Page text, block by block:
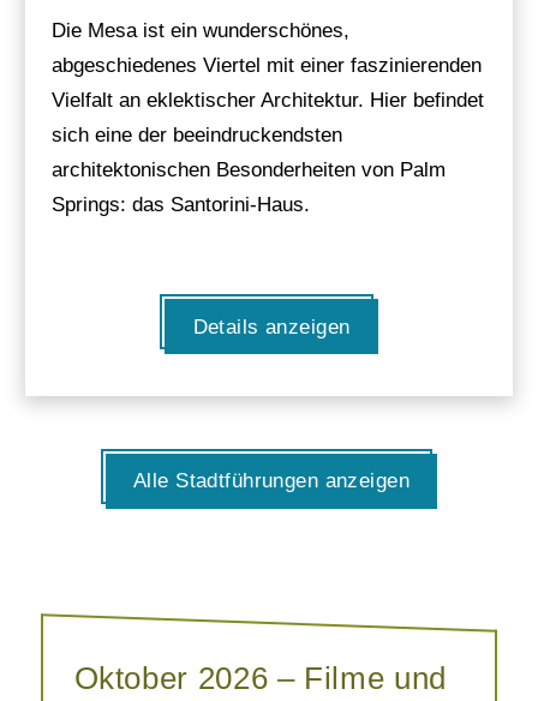
Die Mesa ist ein wunderschönes,
abgeschiedenes Viertel mit einer faszinierenden
Vielfalt an eklektischer Architektur. Hier befindet
sich eine der beeindruckendsten
architektonischen Besonderheiten von Palm
Springs: das Santorini-Haus.
Details anzeigen
Alle Stadtführungen anzeigen
Oktober 2026 – Filme und